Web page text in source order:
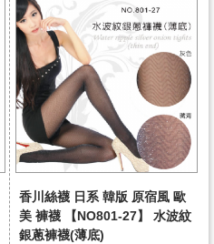
香川絲襪 日系 韓版 原宿風 歐
美 褲襪 【NO801-27】 水波紋
銀蔥褲襪(薄底)